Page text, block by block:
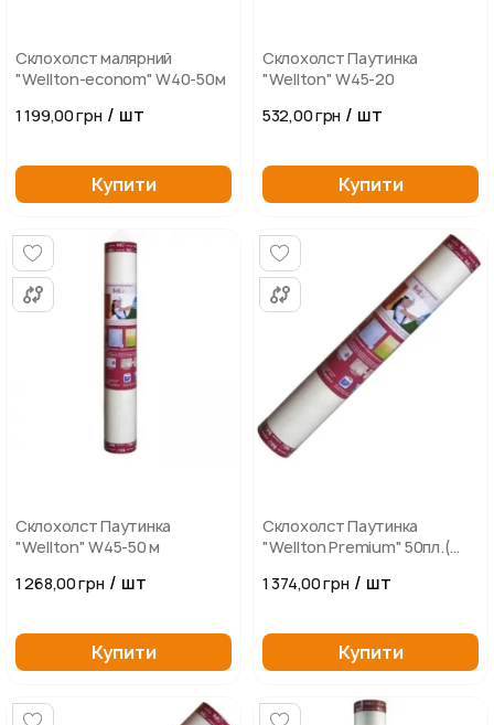
Склохолст малярний
"Wellton-econom" W40-50м
1 199,00 грн / шт
Купити
Склохолст Паутинка
"Wellton" W45-20
532,00 грн / шт
Купити
Склохолст Паутинка
"Wellton" W45-50 м
1 268,00 грн / шт
Купити
Склохолст Паутинка
"Wellton Premium" 50пл.(
1 374,00 грн / шт
Купити